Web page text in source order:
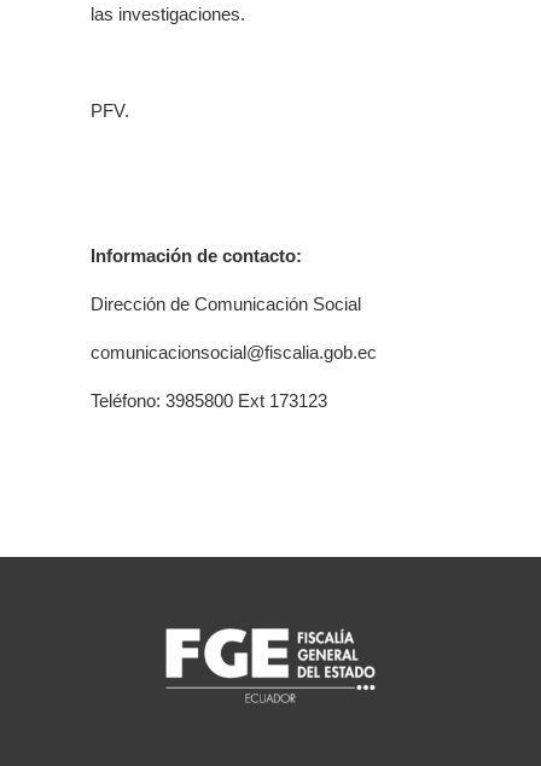
las investigaciones.
PFV.
Información de contacto:
Dirección de Comunicación Social
comunicacionsocial@fiscalia.gob.ec
Teléfono: 3985800 Ext 173123